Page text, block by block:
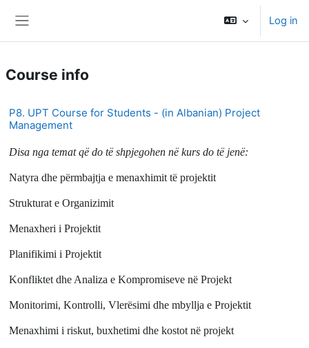
Log in
Course info
P8. UPT Course for Students - (in Albanian) Project
Management
Disa nga temat që do të shpjegohen në kurs do të jenë:
Natyra dhe përmbajtja e menaxhimit të projektit
Strukturat e Organizimit
Menaxheri i Projektit
Planifikimi i Projektit
Konfliktet dhe Analiza e Kompromiseve në Projekt
Monitorimi, Kontrolli, Vlerësimi dhe mbyllja e Projektit
Menaxhimi i riskut, buxhetimi dhe kostot në projekt